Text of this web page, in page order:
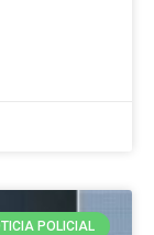
POLICIAL